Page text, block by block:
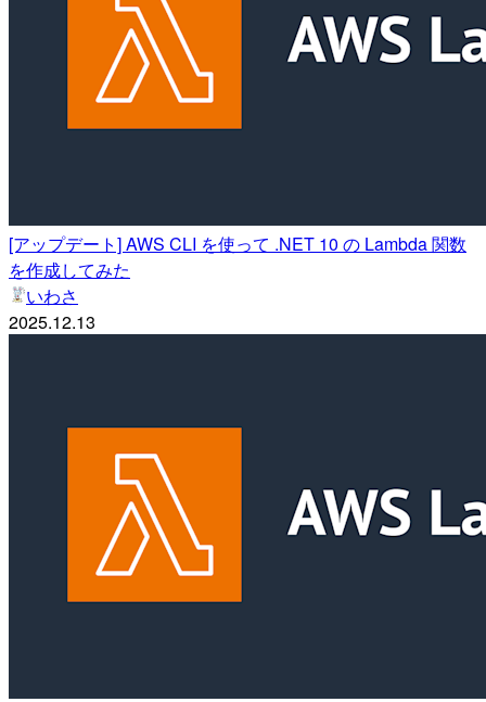
[アップデート] AWS CLI を使って .NET 10 の Lambda 関数
を作成してみた
いわさ
2025.12.13